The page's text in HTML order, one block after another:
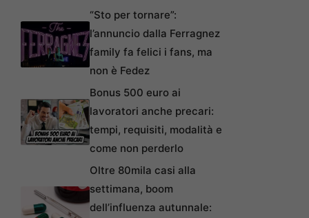
“Sto per tornare”:
l’annuncio dalla Ferragnez
family fa felici i fans, ma
non è Fedez
Bonus 500 euro ai
lavoratori anche precari:
tempi, requisiti, modalità e
come non perderlo
Oltre 80mila casi alla
settimana, boom
dell’influenza autunnale: